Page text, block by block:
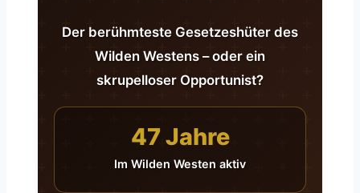
Der berühmteste Gesetzeshüter des
Wilden Westens – oder ein
skrupelloser Opportunist?
47 Jahre
Im Wilden Westen aktiv